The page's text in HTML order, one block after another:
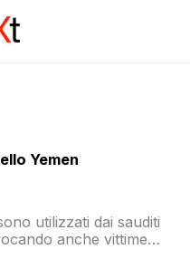
Yemen
utilizzati dai sauditi
anche vittime